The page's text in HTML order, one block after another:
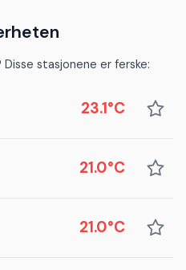
stasjonene er ferske:
23.1°C
21.0°C
21.0°C